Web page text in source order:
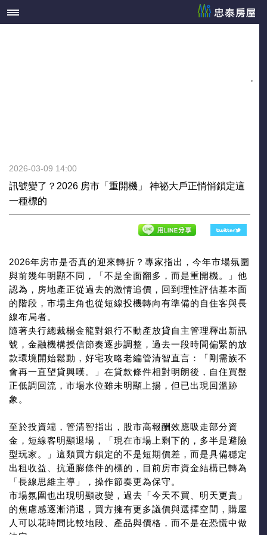
訊號變了？2026 房市「重開機」 神祕大戶正悄悄鎖定這
一種標的
2026-03-09 14:00
2026年房市是否真的迎來轉折？專家指出，今年市場氛圍
與前幾年明顯不同，「不是全面翻多，而是重開機。」他
認為，房地產正從過去的激情追價，回到理性評估基本面
的階段，市場主角也從短線投機轉向有準備的自住客與長
線布局者。
隨著央行總裁楊金龍對銀行不動產放貸自主管理釋出新訊
號，金融機構授信節奏逐步調整，過去一段時間偏緊的放
款環境開始鬆動，好宅攻略老編管清智直言：「剛需族不
會再一直望貸興嘆。」在貸款條件相對明朗後，自住買盤
正低調回流，市場水位雖未明顯上揚，但已出現回溫跡
象。
至於投資端，管清智指出，股市高報酬效應吸走部分資
金，短線客明顯退場，「現在市場上剩下的，多半是避險
型玩家。」這類買方鎖定的不是短期價差，而是具備穩定
出租收益、抗通膨條件的標的，目前房市資金結構已轉為
「長線思維主導」，操作節奏更為保守。
市場氛圍也出現明顯改變，過去「今天不買、明天更貴」
的焦慮感逐漸消退，買方擁有更多議價與選擇空間，購屋
人可以花時間比較地段、產品與價格，而不是在恐慌中做